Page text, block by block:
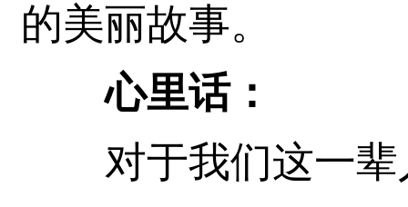
的美丽故事。
心里话：
对于我们这一辈